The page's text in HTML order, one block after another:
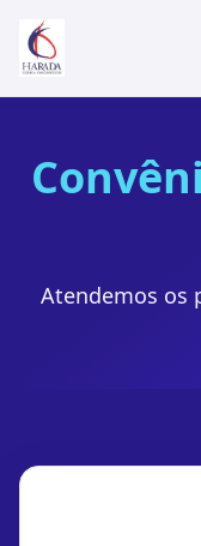
Atendemos os